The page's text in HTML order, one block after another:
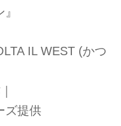
IL WEST (かつ
ズ提供